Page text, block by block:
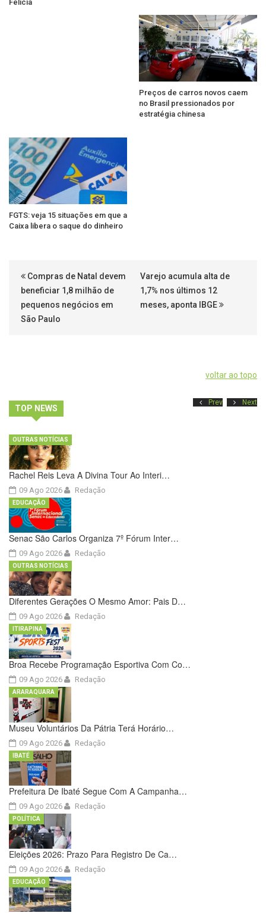
Felícia
Preços de carros novos caem
no Brasil pressionados por
estratégia chinesa
FGTS: veja 15 situações em que a
Caixa libera o saque do dinheiro
Compras de Natal devem
beneficiar 1,8 milhão de
pequenos negócios em
São Paulo
Varejo acumula alta de
1,7% nos últimos 12
meses, aponta IBGE
voltar ao topo
TOP NEWS
Prev Next
Rachel Reis Leva A Divina Tour Ao Interi…
09 Ago 2026
OUTRAS NOTÍCIAS
Redação
Senac São Carlos Organiza 7º Fórum Inter…
09 Ago 2026
EDUCAÇÃO
Redação
Diferentes Gerações O Mesmo Amor: Pais D…
09 Ago 2026
OUTRAS NOTÍCIAS
Redação
Broa Recebe Programação Esportiva Com Co…
09 Ago 2026
ITIRAPINA
Redação
Museu Voluntários Da Pátria Terá Horário…
09 Ago 2026
ARARAQUARA
Redação
Prefeitura De Ibaté Segue Com A Campanha…
09 Ago 2026
IBATÉ
Redação
Eleições 2026: Prazo Para Registro De Ca…
09 Ago 2026
POLÍTICA
Redação
EDUCAÇÃO